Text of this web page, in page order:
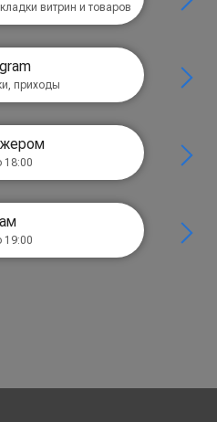
витрин и товаров
приходы
18:00
19:00